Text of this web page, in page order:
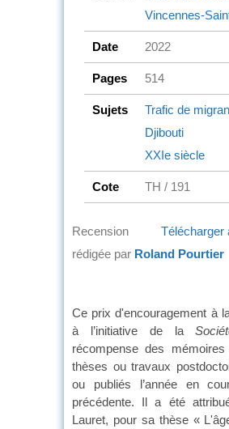
Vincennes-
Date 2022
Pages 514
Sujets
Trafic de
Djibouti
XXIe siècle
Cote TH / 191
Télécharger
Recension
rédigée par Roland Pourtier
Ce prix d'encouragement à
à l’initiative de la
récompense des mémoires
thèses ou travaux
ou publiés l’année en
précédente. Il a été
Lauret, pour sa thèse «